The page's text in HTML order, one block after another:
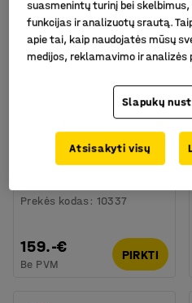
Nedidelė saugojimo
spinta, 780x550x340
Prekės kodas : 10337
159.-€
Be PVM
PIRKTI
suasmenintų turinį bei
funkcijas ir analizuotų srautą.
apie tai, kaip naudojatės mūsų
medijos, reklamavimo ir analizės
Slapukų
Atsisakyti visų